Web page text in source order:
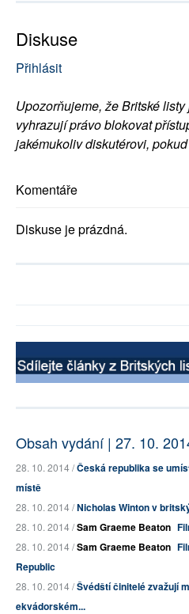
Diskuse
Přihlásit
Upozorňujeme, že Britské
vyhrazují právo blokovat
jakémukoliv diskutérovi,
Komentáře
Diskuse je prázdná.
Obsah vydání | 27. 10.
28. 10. 2014 /Česká republika se
místě
28. 10. 2014 /Nicholas Winton v
28. 10. 2014 /Sam Graeme Beaton
28. 10. 2014 /Sam Graeme Beaton
Republic
28. 10. 2014 /Švédští činitelé zvažují
ekvádorském...